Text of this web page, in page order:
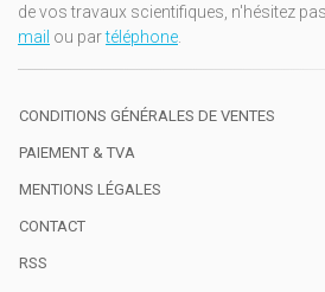
de vos travaux scientifiques, n'hésitez
mail ou partéléphone
CONDITIONS GÉNÉRALES DE VENTES
PAIEMENT & TVA
MENTIONS LÉGALES
CONTACT
RSS